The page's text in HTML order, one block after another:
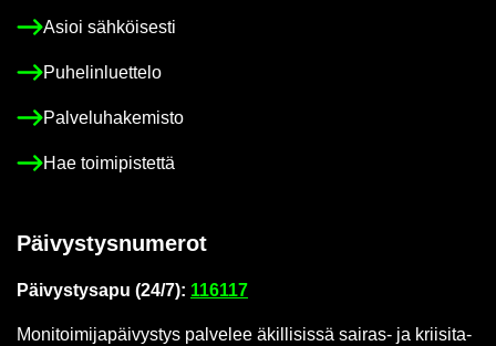
Asioi säh­köi­ses­ti
Pu­he­lin­luet­te­lo
Pal­ve­lu­ha­ke­mis­to
Hae toi­mi­pis­tet­tä
Päi­vys­tys­nu­me­rot
Päi­vys­tys­a­pu (24/7): 116117
Mo­ni­toi­mi­ja­päi­vys­tys pal­ve­lee äkil­li­sis­sä sairas-​ ja krii­si­ta­